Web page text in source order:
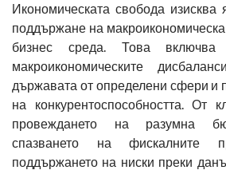
Икономическата свобода изисква
поддържане на
бизнес среда. Това включва
макроикономическите
държавата от определени сфери и
на конкурентоспособността. От
провеждането на разумна
спазването на фискалните
поддържането на ниски преки